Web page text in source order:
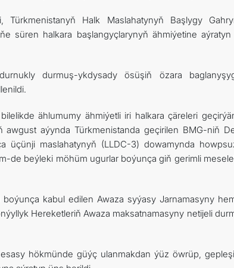
Halk Maslahatynyň Başlygy
süren halkara başlangyçlarynyň ähmiýetine
durmuş-ykdysady ösüşiň özara
ählumumy ähmiýetli iri halkara çäreleri
aýynda Türkmenistanda geçirilen BMG-niň
üçünji maslahatynyň (LLDC-3) dowamynda
de beýleki möhüm ugurlar boýunça giň gerimli
kabul edilen Awaza syýasy Jarnamasyny
Hereketleriň Awaza maksatnamasyny netijeli
hökmünde güýç ulanmakdan ýüz öwrüp,